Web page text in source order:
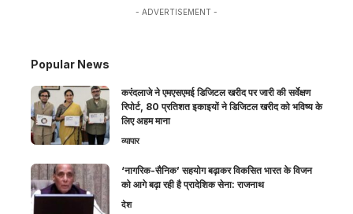
- ADVERTISEMENT -
Popular News
करंदलाजे ने एमएसएमई डिजिटल खरीद पर जारी की सर्वेक्षण
रिपोर्ट, 80 प्रतिशत इकाइयों ने डिजिटल खरीद को भविष्य के
लिए अहम माना
व्यापार
‘नागरिक-सैनिक’ सहयोग बढ़ाकर विकसित भारत के विजन
को आगे बढ़ा रही है प्रादेशिक सेना: राजनाथ
देश